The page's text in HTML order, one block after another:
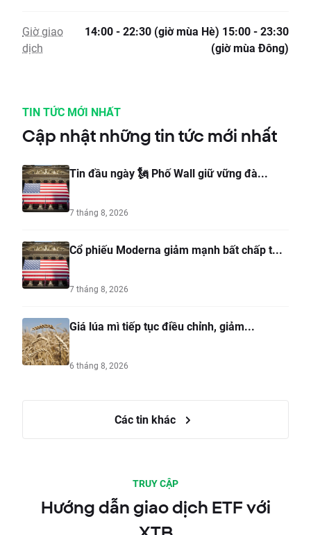
Giờ giao
dịch
14:00 - 22:30 (giờ mùa Hè) 15:00 - 23:30
(giờ mùa Đông)
TIN TỨC MỚI NHẤT
Cập nhật những tin tức mới nhất
Tin đầu ngày 🗽 Phố Wall giữ vững đà...
7 tháng 8, 2026
Cổ phiếu Moderna giảm mạnh bất chấp t...
7 tháng 8, 2026
Giá lúa mì tiếp tục điều chỉnh, giảm...
6 tháng 8, 2026
Các tin khác
TRUY CẬP
Hướng dẫn giao dịch ETF với